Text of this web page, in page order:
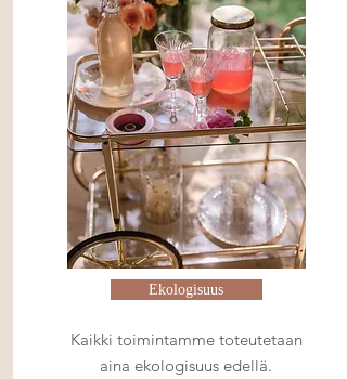
Ekologisuus
Kaikki toimintamme toteutetaan
aina ekologisuus edellä.